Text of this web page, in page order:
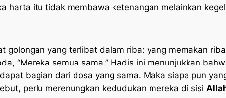
harta itu tidak membawa ketenangan melainkan
golongan yang terlibat dalam riba: yang memakan
“Mereka semua sama.” Hadis ini menunjukkan
bagian dari dosa yang sama. Maka siapa pun
perlu merenungkan kedudukan mereka di sisi